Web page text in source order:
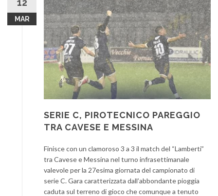
MAR
SERIE C, PIROTECNICO PAREGGIO
TRA CAVESE E MESSINA
Finisce con un clamoroso 3 a 3 il match del “Lamberti”
tra Cavese e Messina nel turno infrasettimanale
valevole per la 27esima giornata del campionato di
serie C. Gara caratterizzata dall’abbondante pioggia
caduta sul terreno di gioco che comunque a tenuto